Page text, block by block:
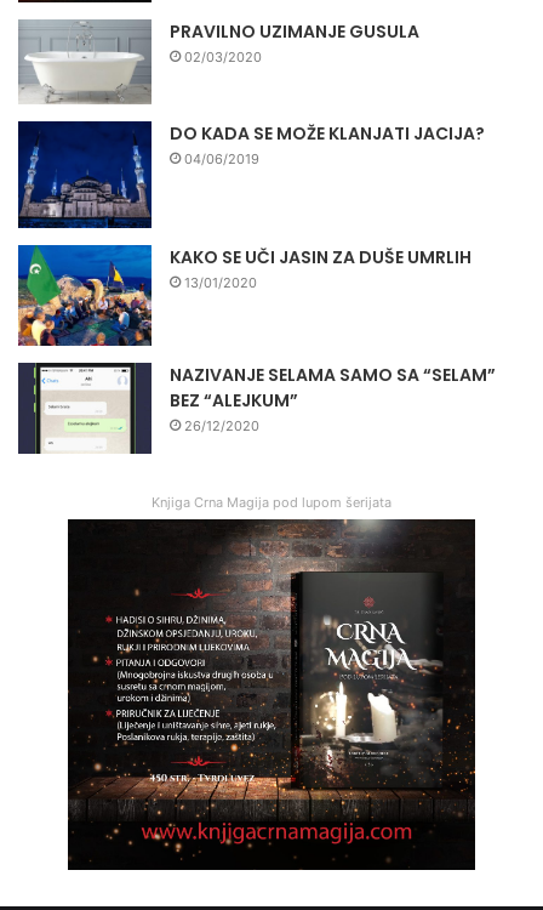
PRAVILNO UZIMANJE GUSULA
02/03/2020
DO KADA SE MOŽE KLANJATI JACIJA?
04/06/2019
KAKO SE UČI JASIN ZA DUŠE UMRLIH
13/01/2020
NAZIVANJE SELAMA SAMO SA “SELAM”
BEZ “ALEJKUM”
26/12/2020
Knjiga Crna Magija pod lupom šerijata